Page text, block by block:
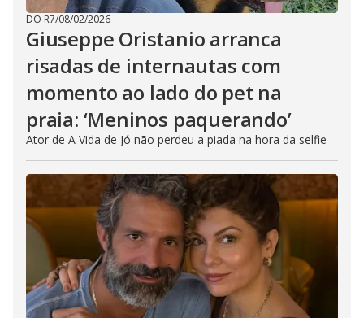
DO R7/08/02/2026
Giuseppe Oristanio arranca
risadas de internautas com
momento ao lado do pet na
praia: ‘Meninos paquerando’
Ator de A Vida de Jó não perdeu a piada na hora da selfie